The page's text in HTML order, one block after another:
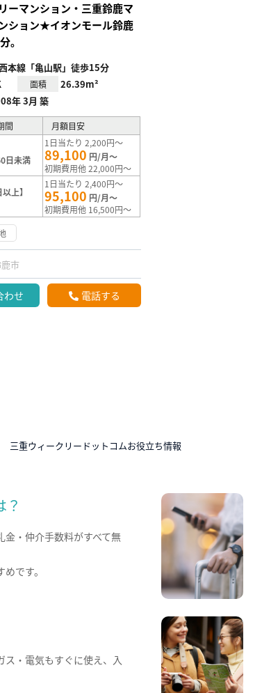
ーマンション・三重鈴鹿マ
ション★イオンモール鈴鹿
。
本線「亀山駅」徒歩15分
面積 26.39m²
年 3月 築
間 月額目安
日未満
1日当たり 2,200円～
89,100 円/月～
初期費用他 22,000円～
上】
1日当たり 2,400円～
95,100 円/月～
初期費用他 16,500円～
市
わせ 電話する
三重ウィークリードットコムお役立ち情報
？
・仲介手数料がすべて無
です。
ス・電気もすぐに使え、入